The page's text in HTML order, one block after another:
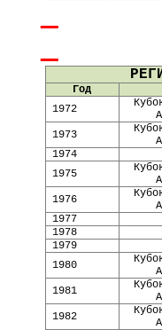
Год
1972
1973
1974
1975
1976
1977
1978
1979
1980
1981
1982